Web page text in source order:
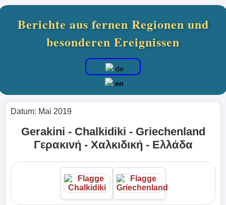
Berichte aus fernen Regionen und
besonderen Ereignissen
de
en
Datum: Mai 2019
Gerakini - Chalkidiki - Griechenland
Γερακινή - Χαλκιδική - Ελλάδα